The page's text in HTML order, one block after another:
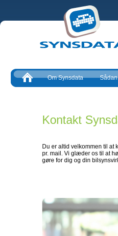
Om Synsdata
Kontakt
Du er altid velkommen til at
pr. mail. Vi glæder os til at
gøre for dig og din